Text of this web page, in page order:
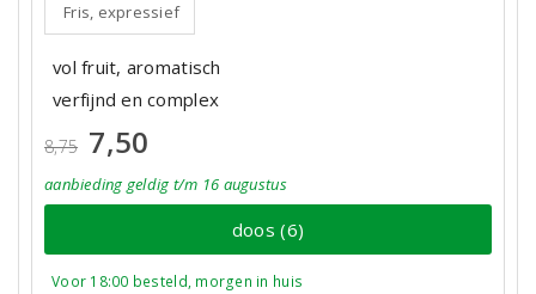
Fris, expressief
vol fruit, aromatisch
verfijnd en complex
8,75 7,50
aanbieding geldig t/m 16 augustus
doos (6)
Voor 18:00 besteld, morgen in huis